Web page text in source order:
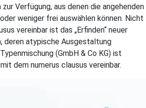
Verfügung, aus denen die angehenden
weniger frei auswählen können. Nicht
vereinbar ist das „Erfinden“ neuer
deren atypische Ausgestaltung
(GmbH & Co KG) ist
dem numerus clausus vereinbar.